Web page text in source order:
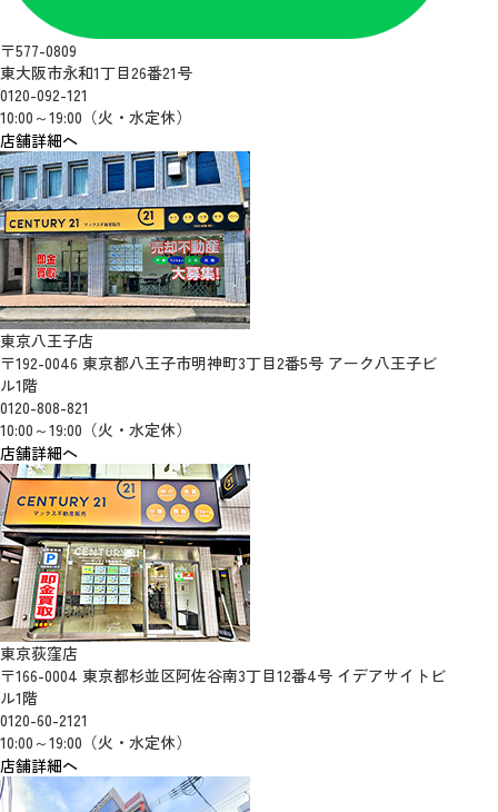
〒577-0809
東大阪市永和1丁目26番21号
0120-092-121
10:00～19:00（火・水定休）
店舗詳細へ
東京八王子店
〒192-0046 東京都八王子市明神町3丁目2番5号 アーク八王子ビ
ル1階
0120-808-821
10:00～19:00（火・水定休）
店舗詳細へ
東京荻窪店
〒166-0004 東京都杉並区阿佐谷南3丁目12番4号 イデアサイトビ
ル1階
0120-60-2121
10:00～19:00（火・水定休）
店舗詳細へ